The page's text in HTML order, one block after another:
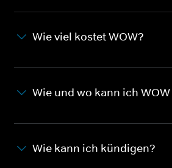
Wie viel kostet WOW?
Wie und wo kann ich
Wie kann ich kündigen?